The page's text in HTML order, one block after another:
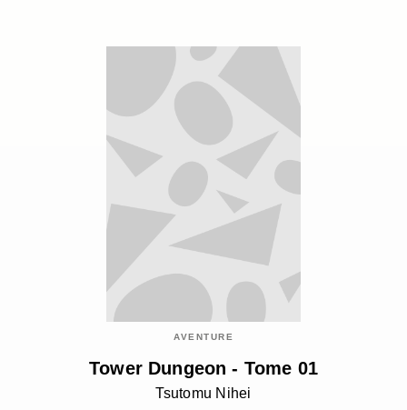
AVENTURE
Tower Dungeon - Tome 01
Tsutomu Nihei